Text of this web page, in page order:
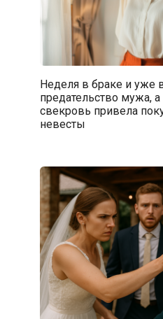
Неделя в браке и уже
предательство мужа,
свекровь привела
невесты